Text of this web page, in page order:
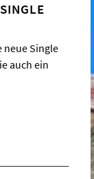
neue Single
auch ein